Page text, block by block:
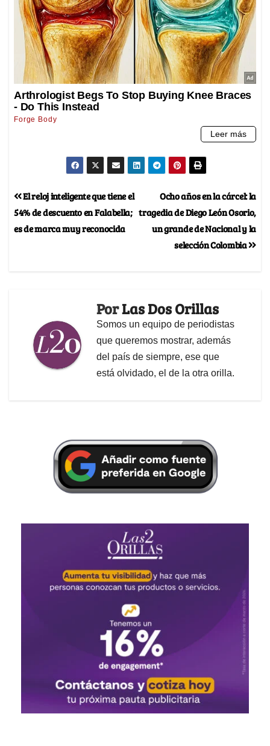
Ocho años en la cárcel: la
tragedia de Diego León Osorio,
un grande de Nacional y la
selección Colombia
El reloj inteligente que tiene el
54% de descuento en Falabella;
es de marca muy reconocida
PorLas Dos Orillas
Somos un equipo de periodistas
que queremos mostrar, además
del país de siempre, ese que
está olvidado, el de la otra orilla.